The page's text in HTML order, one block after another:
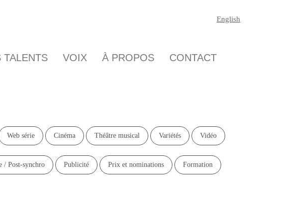
NOS TALENTS VOIX À PROPOS CONTACT
English
Web série Cinéma Théâtre musical Variétés
Doublage / Post-synchro Publicité